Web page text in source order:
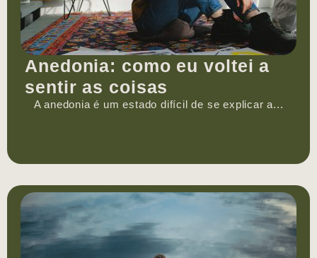
Anedonia: como eu voltei a
sentir as coisas
A anedonia é um estado difícil de se explicar a...